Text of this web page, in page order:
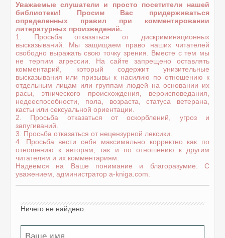
Уважаемые слушатели и просто посетители нашей
библиотеки! Просим Вас придерживаться
определенных правил при комментировании
литературных произведений.
1. Просьба отказаться от дискриминационных
высказываний. Мы защищаем право наших читателей
свободно выражать свою точку зрения. Вместе с тем мы
не терпим агрессии. На сайте запрещено оставлять
комментарий, который содержит унизительные
высказывания или призывы к насилию по отношению к
отдельным лицам или группам людей на основании их
расы, этнического происхождения, вероисповедания,
недееспособности, пола, возраста, статуса ветерана,
касты или сексуальной ориентации.
2. Просьба отказаться от оскорблений, угроз и
запугиваний.
3. Просьба отказаться от нецензурной лексики.
4. Просьба вести себя максимально корректно как по
отношению к авторам, так и по отношению к другим
читателям и их комментариям.
Надеемся на Ваше понимание и благоразумие. С
уважением, администратор a-kniga.com.
Ничего не найдено.